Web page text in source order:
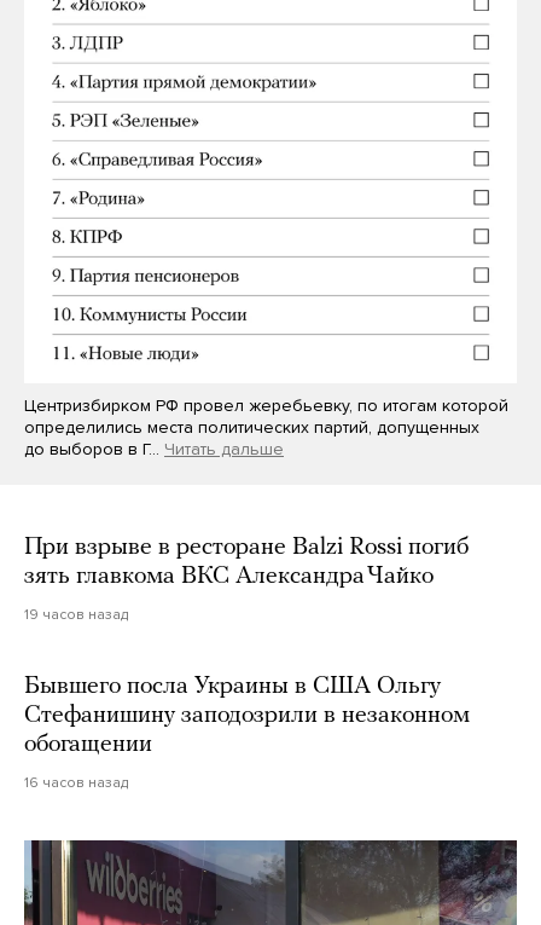
Центризбирком РФ провел жеребьевку, по итогам которой
определились места политических партий, допущенных
до выборов в Г… Читать дальше
При взрыве в ресторане Balzi Rossi погиб
зять главкома ВКС Александра Чайко
19 часов назад
Бывшего посла Украины в США Ольгу
Стефанишину заподозрили в незаконном
обогащении
16 часов назад